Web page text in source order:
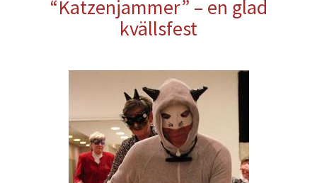
“Katzenjammer” – en glad
kvällsfest